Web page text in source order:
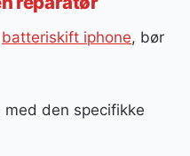
batteriskift iphone, bør
med den specifikke